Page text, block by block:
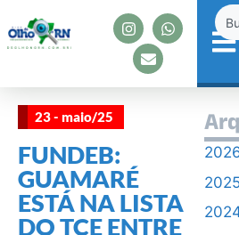
23 - maio/25
FUNDEB:
GUAMARÉ
ESTÁ NA LISTA
DO TCE ENTRE